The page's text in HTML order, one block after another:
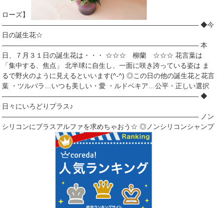
ローズ】
――――――――――――――――――――――――――――― ◆今
日の誕生花☆
――――――――――――――――――――――――――――― 本
日、７月３１日の誕生花は・・・ ☆☆☆ 柳蘭 ☆☆☆ 花言葉は
「集中する、焦点」 北半球に自生し、一面に咲き誇っている姿は ま
るで野火のように見えるといいます(^-^) ◎この日の他の誕生花と花言
葉 ・ツルバラ…いつも美しい・愛 ・ルドベキア…公平・正しい選択
――――――――――――――――――――――――――――― ◆
日々にいろどりプラス♪
――――――――――――――――――――――――――――― ノン
シリコンにプラスアルファを求めちゃおう☆ ◎ノンシリコンシャンプ